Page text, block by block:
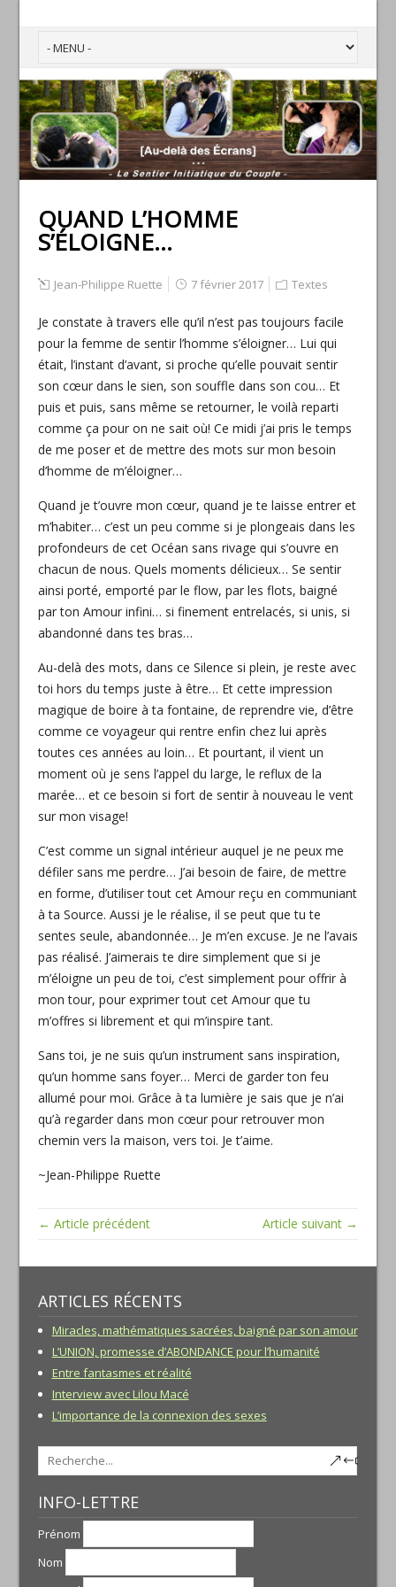
QUAND L’HOMME
S’ÉLOIGNE…
Jean-Philippe Ruette 7 février 2017 Textes
Je constate à travers elle qu’il n’est pas toujours facile
pour la femme de sentir l’homme s’éloigner… Lui qui
était, l’instant d’avant, si proche qu’elle pouvait sentir
son cœur dans le sien, son souffle dans son cou… Et
puis et puis, sans même se retourner, le voilà reparti
comme ça pour on ne sait où! Ce midi j’ai pris le temps
de me poser et de mettre des mots sur mon besoin
d’homme de m’éloigner…
Quand je t’ouvre mon cœur, quand je te laisse entrer et
m’habiter… c’est un peu comme si je plongeais dans les
profondeurs de cet Océan sans rivage qui s’ouvre en
chacun de nous. Quels moments délicieux… Se sentir
ainsi porté, emporté par le flow, par les flots, baigné
par ton Amour infini… si finement entrelacés, si unis, si
abandonné dans tes bras…
Au-delà des mots, dans ce Silence si plein, je reste avec
toi hors du temps juste à être… Et cette impression
magique de boire à ta fontaine, de reprendre vie, d’être
comme ce voyageur qui rentre enfin chez lui après
toutes ces années au loin… Et pourtant, il vient un
moment où je sens l’appel du large, le reflux de la
marée… et ce besoin si fort de sentir à nouveau le vent
sur mon visage!
C’est comme un signal intérieur auquel je ne peux me
défiler sans me perdre… J’ai besoin de faire, de mettre
en forme, d’utiliser tout cet Amour reçu en communiant
à ta Source. Aussi je le réalise, il se peut que tu te
sentes seule, abandonnée… Je m’en excuse. Je ne l’avais
pas réalisé. J’aimerais te dire simplement que si je
m’éloigne un peu de toi, c’est simplement pour offrir à
mon tour, pour exprimer tout cet Amour que tu
m’offres si librement et qui m’inspire tant.
Sans toi, je ne suis qu’un instrument sans inspiration,
qu’un homme sans foyer… Merci de garder ton feu
allumé pour moi. Grâce à ta lumière je sais que je n’ai
qu’à regarder dans mon cœur pour retrouver mon
chemin vers la maison, vers toi. Je t’aime.
~Jean-Philippe Ruette
← Article précédent Article suivant →
ARTICLES RÉCENTS
Miracles, mathématiques sacrées, baigné par son amour
L’UNION, promesse d’ABONDANCE pour l’humanité
Entre fantasmes et réalité
Interview avec Lilou Macé
L’importance de la connexion des sexes
INFO-LETTRE
Prénom
Nom